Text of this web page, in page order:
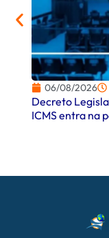
06/08/2026
Decreto
ICMS entra na